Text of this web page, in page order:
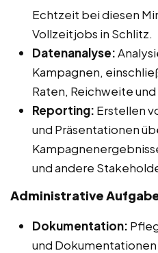
Echtzeit bei diesen
Vollzeitjobs in Schlitz.
Datenanalyse:
Kampagnen,
Raten, Reichweite und
Reporting: Erstellen
und Präsentationen
und andere
Administrative
Dokumentation:
und